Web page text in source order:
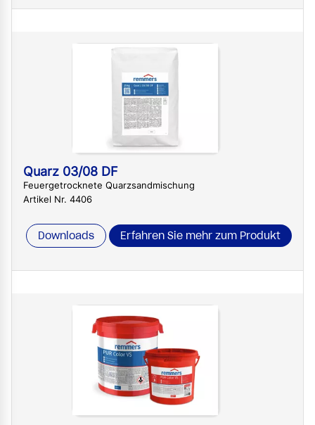
Quarz 03/08 DF
Feuergetrocknete Quarzsandmischung
Artikel Nr. 4406
Downloads Erfahren Sie mehr zum Produkt